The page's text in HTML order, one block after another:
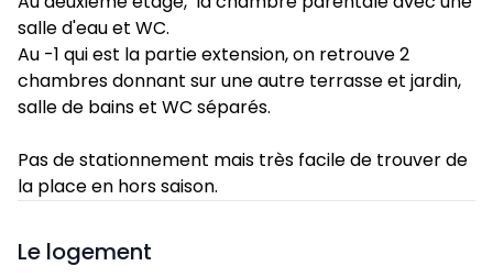
salle d'eau et WC.
Au -1 qui est la partie extension, on retrouve 2
chambres donnant sur une autre terrasse et jardin,
salle de bains et WC séparés.
Pas de stationnement mais très facile de trouver de
la place en hors saison.
Le logement